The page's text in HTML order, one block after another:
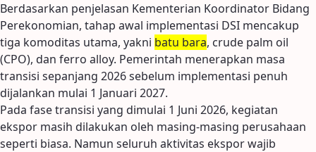
Berdasarkan penjelasan Kementerian Koordinator Bidang
Perekonomian, tahap awal implementasi DSI mencakup
tiga komoditas utama, yakni batu bara, crude palm oil
(CPO), dan ferro alloy. Pemerintah menerapkan masa
transisi sepanjang 2026 sebelum implementasi penuh
dijalankan mulai 1 Januari 2027.
Pada fase transisi yang dimulai 1 Juni 2026, kegiatan
ekspor masih dilakukan oleh masing-masing perusahaan
seperti biasa. Namun seluruh aktivitas ekspor wajib